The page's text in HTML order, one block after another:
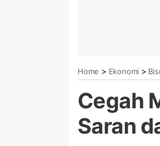
Home > Ekonomi >
Cegah
Saran